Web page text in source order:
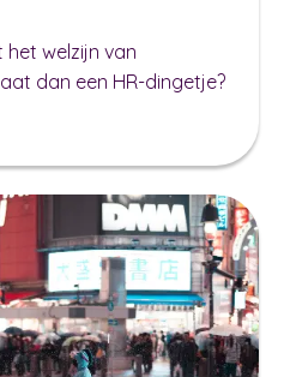
welzijn van
dan een HR-dingetje?